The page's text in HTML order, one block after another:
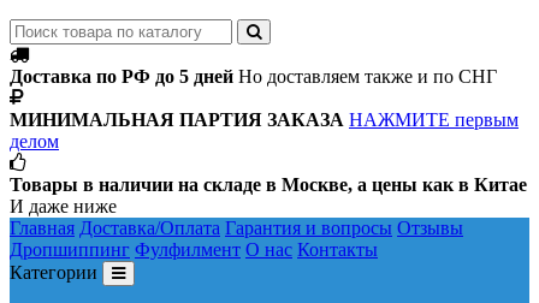
Доставка по РФ до 5 дней Но доставляем также и по СНГ
МИНИМАЛЬНАЯ ПАРТИЯ ЗАКАЗА НАЖМИТЕ первым
делом
Товары в наличии на складе в Москве, а цены как в Китае
И даже ниже
Главная Доставка/Оплата Гарантия и вопросы Отзывы
Дропшиппинг Фулфилмент О нас Контакты
Категории